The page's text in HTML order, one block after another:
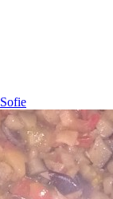
Sofie